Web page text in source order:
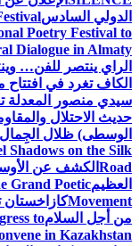
الدولي السادس
Poetry Festival to
Dialogue in Almaty
الراي ينتصر للفن…
الكاف تغرد في افتتاح
سيدي منصور المعدلة
حديث الاحتلال
الوسطى) ظلال
Shadows on the Silk
Road الكشف عن
العظيمGrand Poetic
Movementكازاخستان
من أجل السلامto
in Kazakhstan